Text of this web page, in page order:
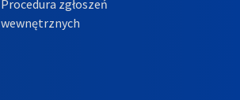
Procedura zgłoszeń
wewnętrznych